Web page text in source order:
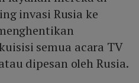
invasi Rusia ke
semua acara TV
dipesan oleh Rusia.